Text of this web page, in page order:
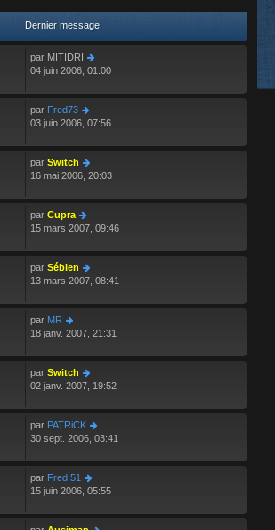
Dernier message
par MITIDRI
04 juin 2006, 01:00
par Fred73
03 juin 2006, 07:56
par Switch
16 mai 2006, 20:03
par Cupra
15 mars 2007, 09:46
par Sébien
13 mars 2007, 08:41
par MR
18 janv. 2007, 21:31
par Switch
02 janv. 2007, 19:52
par PATRiCK
30 sept. 2006, 03:41
par Fred 51
15 juin 2006, 05:55